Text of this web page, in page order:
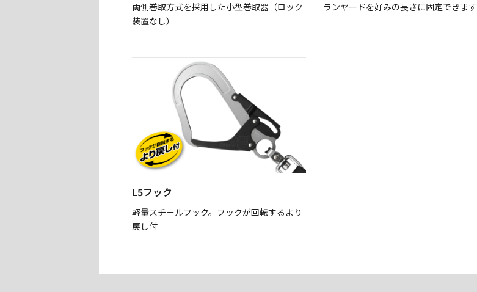
両側巻取方式を採用した小型巻取器（ロック
装置なし）
ランヤードを好みの長さに固定できます
L5フック
軽量スチールフック。フックが回転するより
戻し付